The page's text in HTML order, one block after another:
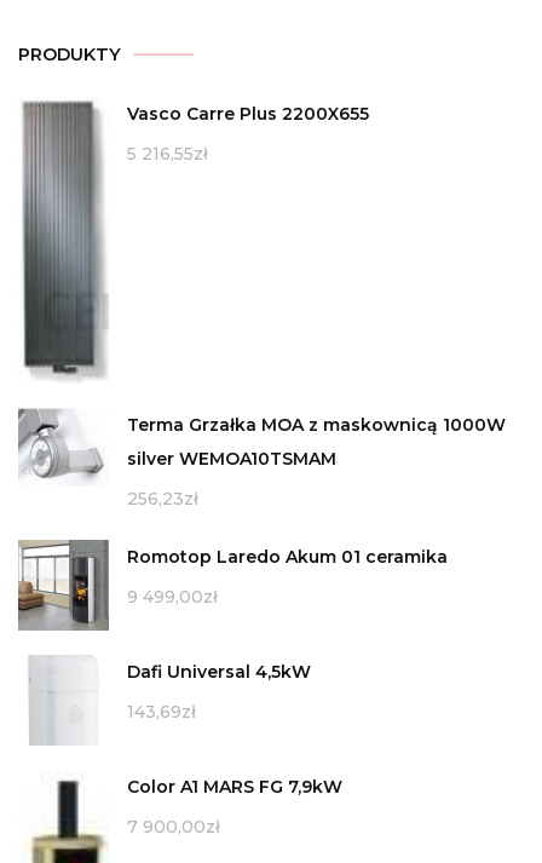
PRODUKTY
Vasco Carre Plus 2200X655
5 216,55zł
Terma Grzałka MOA z maskownicą 1000W
silver WEMOA10TSMAM
256,23zł
Romotop Laredo Akum 01 ceramika
9 499,00zł
Dafi Universal 4,5kW
143,69zł
Color A1 MARS FG 7,9kW
7 900,00zł